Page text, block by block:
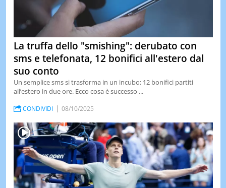
La truffa dello "smishing": derubato con
sms e telefonata, 12 bonifici all'estero dal
suo conto
Un semplice sms si trasforma in un incubo: 12 bonifici partiti
all’estero in due ore. Ecco cosa è successo ...
CONDIVIDI 08/10/2025